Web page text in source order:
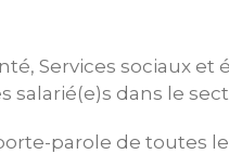
Services sociaux
salarié(e)s dans le
porte-parole de toutes